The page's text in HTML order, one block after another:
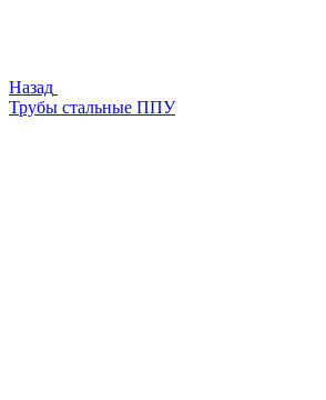
Назад
Трубы стальные ППУ